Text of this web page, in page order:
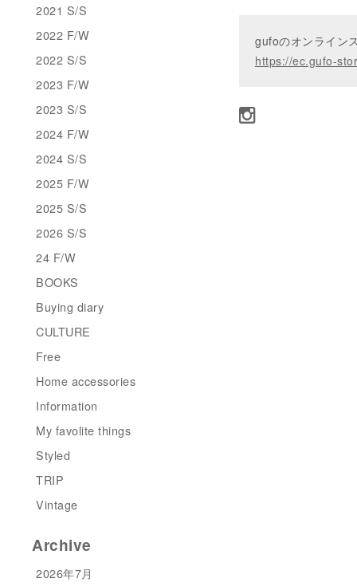
gufoのオンライン
https://ec.gufo-
2021 S/S
2022 F/W
2022 S/S
2023 F/W
2023 S/S
2024 F/W
2024 S/S
2025 F/W
2025 S/S
2026 S/S
24 F/W
BOOKS
Buying diary
CULTURE
Free
Home accessories
Information
My favolite things
Styled
TRIP
Vintage
Archive
2026年7月